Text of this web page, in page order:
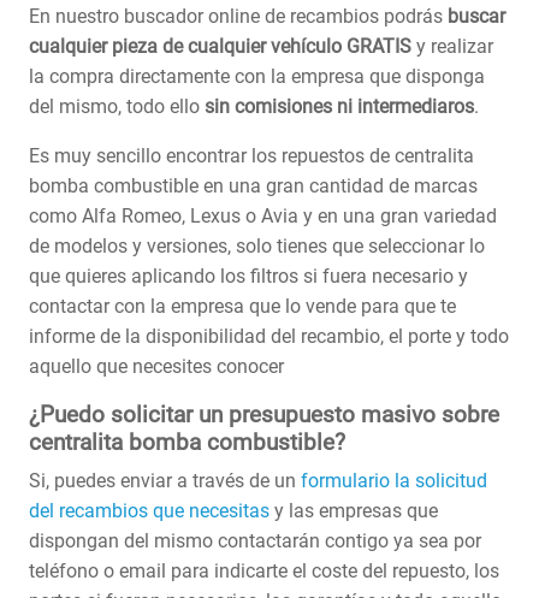
En nuestro buscador online de recambios podrás buscar
cualquier pieza de cualquier vehículo GRATIS y realizar
la compra directamente con la empresa que disponga
del mismo, todo ello sin comisiones ni intermediaros.
Es muy sencillo encontrar los repuestos de centralita
bomba combustible en una gran cantidad de marcas
como Alfa Romeo, Lexus o Avia y en una gran variedad
de modelos y versiones, solo tienes que seleccionar lo
que quieres aplicando los filtros si fuera necesario y
contactar con la empresa que lo vende para que te
informe de la disponibilidad del recambio, el porte y todo
aquello que necesites conocer
¿Puedo solicitar un presupuesto masivo sobre
centralita bomba combustible?
Si, puedes enviar a través de un formulario la solicitud
del recambios que necesitas y las empresas que
dispongan del mismo contactarán contigo ya sea por
teléfono o email para indicarte el coste del repuesto, los